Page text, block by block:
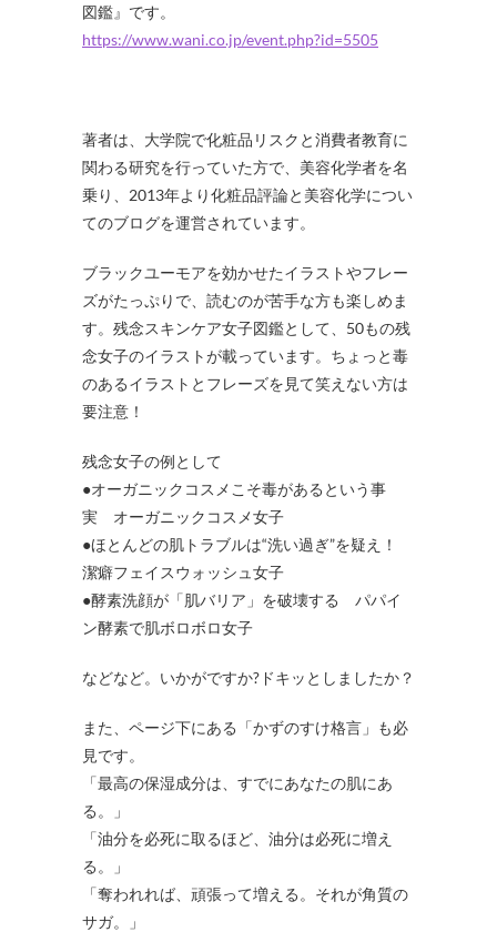
図鑑』です。
https://www.wani.co.jp/event.php?id=5505
著者は、大学院で化粧品リスクと消費者教育に
関わる研究を行っていた方で、美容化学者を名
乗り、2013年より化粧品評論と美容化学につい
てのブログを運営されています。
ブラックユーモアを効かせたイラストやフレー
ズがたっぷりで、読むのが苦手な方も楽しめま
す。残念スキンケア女子図鑑として、50もの残
念女子のイラストが載っています。ちょっと毒
のあるイラストとフレーズを見て笑えない方は
要注意！
残念女子の例として
●オーガニックコスメこそ毒があるという事
実 オーガニックコスメ女子
●ほとんどの肌トラブルは“洗い過ぎ”を疑え！
潔癖フェイスウォッシュ女子
●酵素洗顔が「肌バリア」を破壊する パパイ
ン酵素で肌ボロボロ女子
などなど。いかがですか?ドキッとしましたか？
また、ページ下にある「かずのすけ格言」も必
見です。
「最高の保湿成分は、すでにあなたの肌にあ
る。」
「油分を必死に取るほど、油分は必死に増え
る。」
「奪われれば、頑張って増える。それが角質の
サガ。」